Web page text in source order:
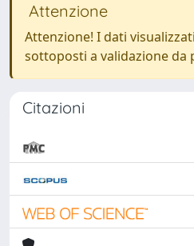
Attenzione
Attenzione! I dati
sottoposti a validazione da
Citazioni